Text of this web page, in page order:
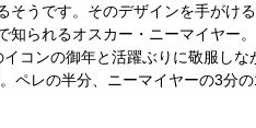
そうです。そのデザインを手がけ
知られるオスカー・ニーマイヤー
コンの御年と活躍ぶりに敬服し
ペレの半分、ニーマイヤーの3分